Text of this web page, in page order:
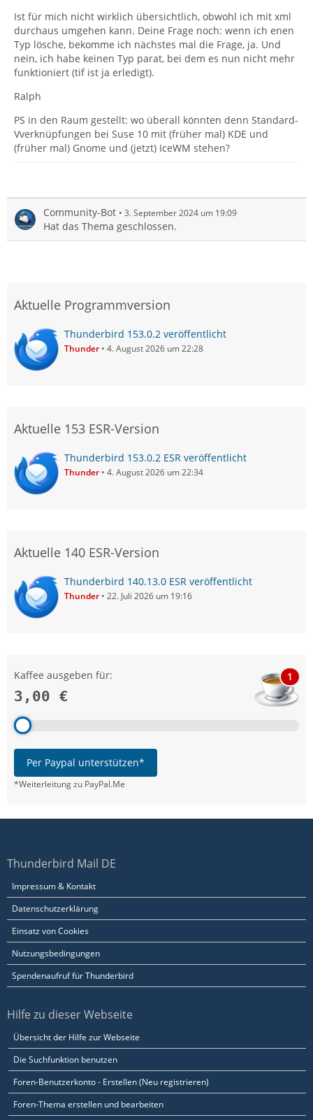
Ist für mich nicht wirklich übersichtlich, obwohl ich mit xml
durchaus umgehen kann. Deine Frage noch: wenn ich enen
Typ lösche, bekomme ich nächstes mal die Frage, ja. Und
nein, ich habe keinen Typ parat, bei dem es nun nicht mehr
funktioniert (tif ist ja erledigt).
Ralph
PS in den Raum gestellt: wo überall könnten denn Standard-
Vverknüpfungen bei Suse 10 mit (früher mal) KDE und
(früher mal) Gnome und (jetzt) IceWM stehen?
Community-Bot 3. September 2024 um 19:09
Hat das Thema geschlossen.
Aktuelle Programmversion
Thunderbird 153.0.2 veröffentlicht
Thunder 4. August 2026 um 22:28
Aktuelle 153 ESR-Version
Thunderbird 153.0.2 ESR veröffentlicht
Thunder 4. August 2026 um 22:34
Aktuelle 140 ESR-Version
Thunderbird 140.13.0 ESR veröffentlicht
Thunder 22. Juli 2026 um 19:16
Kaffee ausgeben für:
3,00 €
1
Per Paypal unterstützen*
*Weiterleitung zu PayPal.Me
Thunderbird Mail DE
Impressum & Kontakt
Datenschutzerklärung
Einsatz von Cookies
Nutzungsbedingungen
Spendenaufruf für Thunderbird
Hilfe zu dieser Webseite
Übersicht der Hilfe zur Webseite
Die Suchfunktion benutzen
Foren-Benutzerkonto - Erstellen (Neu registrieren)
Foren-Thema erstellen und bearbeiten